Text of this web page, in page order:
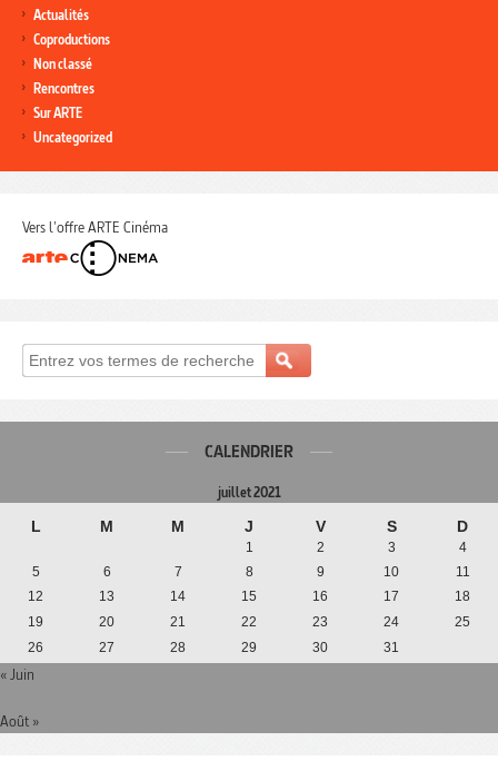
Actualités
Coproductions
Non classé
Rencontres
Sur ARTE
Uncategorized
Vers l'offre ARTE Cinéma
CALENDRIER
juillet 2021
L M M J V S D
1 2 3
4
5
6 7 8 9 10
11
12
13 14 15 16 17
18
19
20 21 22 23 24
25
26
27 28 29 30 31
« Juin
Août »